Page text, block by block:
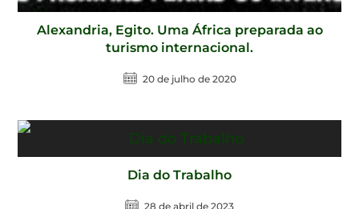
Alexandria, Egito. Uma África preparada ao
turismo internacional.
20 de julho de 2020
Dia do Trabalho
28 de abril de 2023